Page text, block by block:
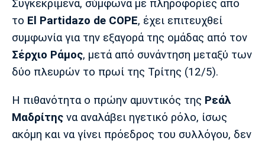
Μάντσεστερ
Γιουνάιτεντ
Τσέλσι
Συγκεκριμένα, σύμφωνα με πληροφορίες από
το El Partidazo de COPE, έχει επιτευχθεί
συμφωνία για την εξαγορά της ομάδας από τον
Σέρχιο Ράμος, μετά από συνάντηση μεταξύ των
δύο πλευρών το πρωί της Τρίτης (12/5).
Η πιθανότητα ο πρώην αμυντικός της Ρεάλ
Μαδρίτης να αναλάβει ηγετικό ρόλο, ίσως
ακόμη και να γίνει πρόεδρος του συλλόγου, δεν